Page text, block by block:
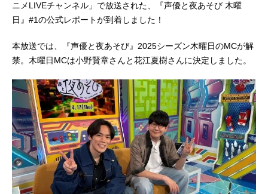
ニメLIVEチャンネル」で放送された、『声優と夜あそび 木曜
日』#1の公式レポートが到着しました！
本放送では、『声優と夜あそび』2025シーズン木曜日のMCが解
禁。木曜日MCは小野賢章さんと花江夏樹さんに決定しました。